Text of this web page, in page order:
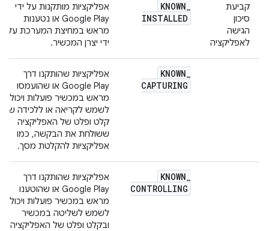
קביעת
סיכון
הגישה
לאפליקציה
KNOWN_
INSTALLED
אפליקציות מותקנות על ידי
Google Play או נטענות
מראש במחיצת המערכת על
ידי יצרן המכשיר.
KNOWN_
CAPTURING
אפליקציות שהותקנו דרך
Google Play או שהועמסו
מראש במכשיר פועלות ויכולות
לשמש לקריאה או ללכידה של
קלט ופלט של האפליקציה
ששולחת את הבקשה, כמו
אפליקציות להקלטת מסך.
KNOWN_
CONTROLLING
אפליקציות שהותקנו דרך
Google Play או שהוטענו
מראש במכשיר פועלות ויכולות
לשמש לשליטה במכשיר
ובקלט ופלט של האפליקציה